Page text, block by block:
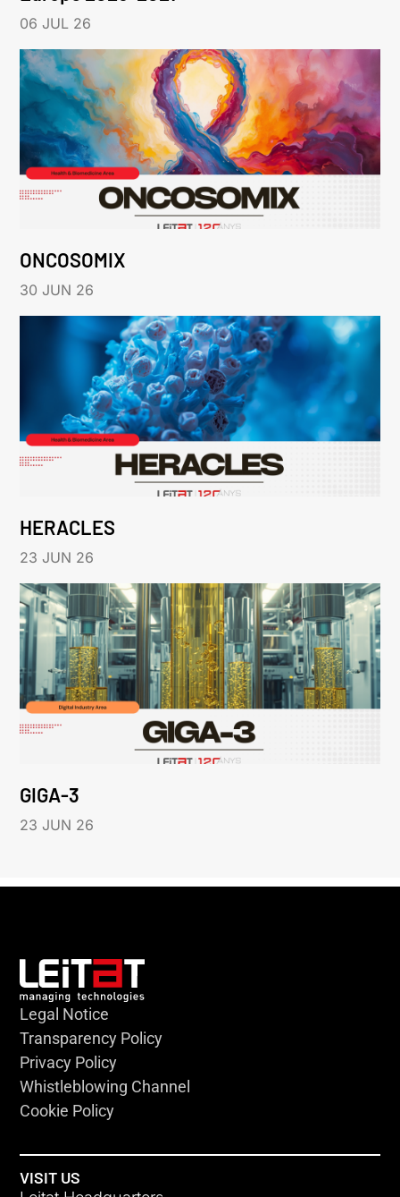
06 JUL 26
ONCOSOMIX
30 JUN 26
HERACLES
23 JUN 26
GIGA-3
23 JUN 26
Legal Notice
Transparency Policy
Privacy Policy
Whistleblowing Channel
Cookie Policy
VISIT US